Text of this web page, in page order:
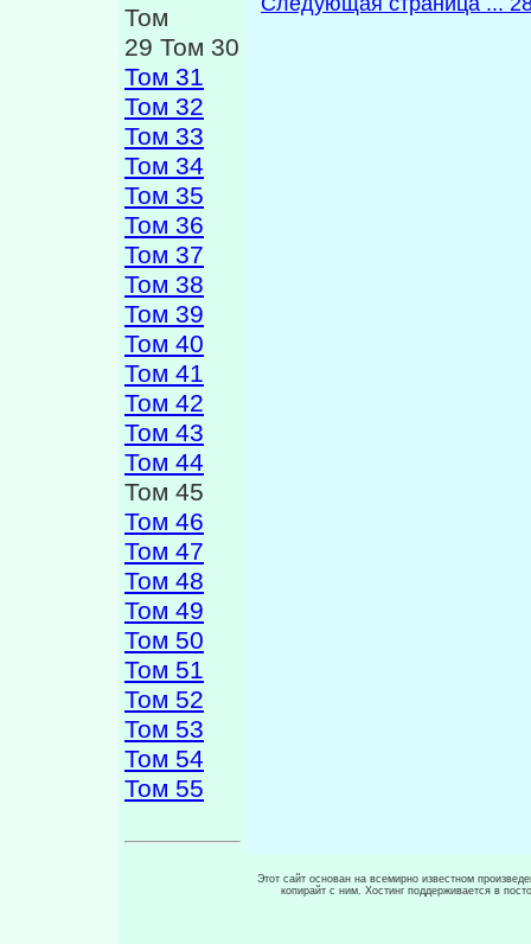
Том
29 Том 30
Том 31
Том 32
Том 33
Том 34
Том 35
Том 36
Том 37
Том 38
Том 39
Том 40
Том 41
Том 42
Том 43
Том 44
Том 45
Том 46
Том 47
Том 48
Том 49
Том 50
Том 51
Том 52
Том 53
Том 54
Том 55
Этот сайт основан на всемирно известном
копирайт с ним. Хостинг поддерживается в